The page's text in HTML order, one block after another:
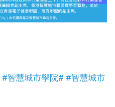
#智慧城市學院# #智慧城市